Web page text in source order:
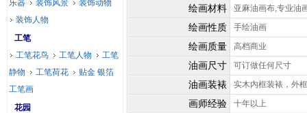
绘画材料 亚麻油画布,专业油
绘画性质 手绘油画
绘画质量 高档商业
油画尺寸 可订做任何尺寸
油画装裱 实木内框装裱，外
画师经验 十年以上
乐器 装饰风景
装饰动物
装饰人物
工笔
工笔花鸟
工笔人物
工笔
静物
工笔荷花
贴金 银箔
工笔画
花园